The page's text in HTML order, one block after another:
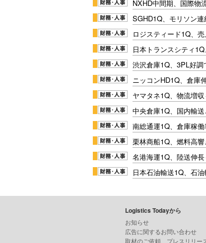
NXHD中間期、国際物
SGHD1Q、モリソン
ロジスティード1Q、
日本トランスシティ
渋沢倉庫1Q、3PL好
ニッコンHD1Q、倉庫
ヤマタネ1Q、物流増
中央倉庫1Q、国内輸
南総通運1Q、倉庫稼
栗林商船1Q、燃料高
名港海運1Q、陸送伸
日本石油輸送1Q、石
Logistics Todayから
お知らせ
広告に関するお問い合わせ
取材のご依頼、プレスリリー